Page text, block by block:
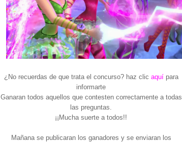
¿No recuerdas de que trata el concurso? haz clic aquípara
informarte
Ganaran todos aquellos que contesten correctamente a todas
las preguntas.
¡¡Mucha suerte a todos!!
Mañana se publicaran los ganadores y se enviaran los